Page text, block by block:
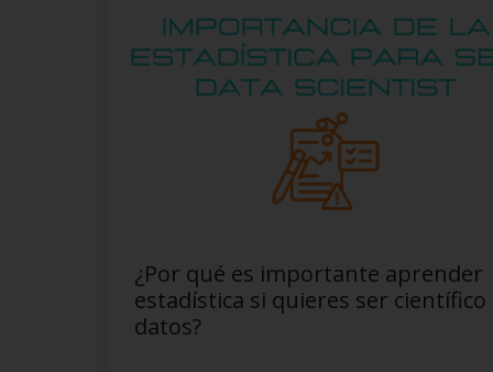
¿Por qué es importante aprender
estadística si quieres ser científico
datos?